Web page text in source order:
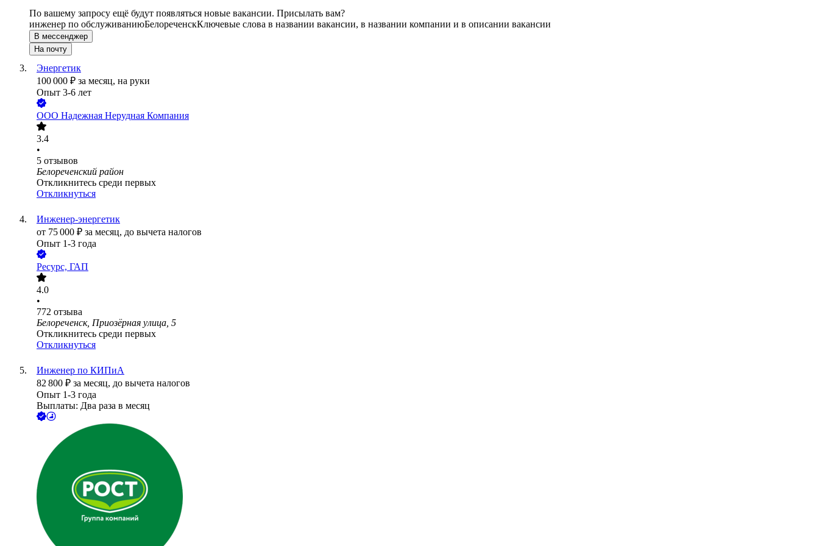
По вашему запросу ещё будут появляться новые вакансии. Присылать вам?
инженер по обслуживаниюБелореченскКлючевые слова в названии вакансии, в названии компании и в описании вакансии
В мессенджер
На почту
Энергетик
100 000 ₽ за месяц, на руки
Опыт 3-6 лет
ООО Надежная Нерудная Компания
3.4
•
5 отзывов
Белореченский район
Откликнитесь среди первых
Откликнуться
Инженер-энергетик
от 75 000 ₽ за месяц, до вычета налогов
Опыт 1-3 года
Ресурс, ГАП
4.0
•
772 отзыва
Белореченск, Приозёрная улица, 5
Откликнитесь среди первых
Откликнуться
Инженер по КИПиА
82 800 ₽ за месяц, до вычета налогов
Опыт 1-3 года
Выплаты: Два раза в месяц